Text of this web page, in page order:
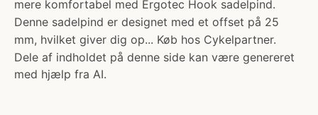
mere komfortabel med Ergotec Hook sadelpind.
Denne sadelpind er designet med et offset på 25
mm, hvilket giver dig op... Køb hos Cykelpartner.
Dele af indholdet på denne side kan være genereret
med hjælp fra AI.